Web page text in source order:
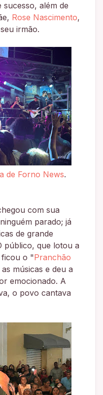
além de
Rose Nascimento,
seu irmão.
de Forno News.
com sua
parado; já
de grande
público, que lotou a
o "Pranchão
músicas e deu a
emocionado. A
o povo cantava